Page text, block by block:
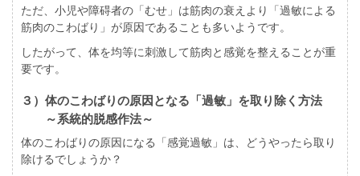
ただ、小児や障碍者の「むせ」は筋肉の衰えより「過敏による
筋肉のこわばり 」が原因であることも多いようです。
したがって、体を均等に刺激して筋肉と感覚を整えることが重
要です。
３）体のこわばりの原因となる「過敏」を取り除く方法
～系統的脱感作法～
体のこわばりの原因になる「感覚過敏」は、どうやったら取り
除けるでしょうか？